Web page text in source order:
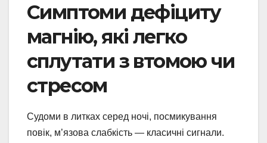
Симптоми дефіциту
магнію, які легко
сплутати з втомою чи
стресом
Судоми в литках серед ночі, посмикування
повік, м’язова слабкість — класичні сигнали.